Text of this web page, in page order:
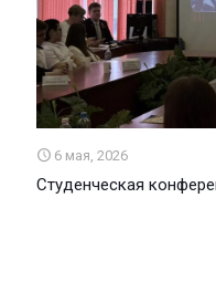
6 мая, 2026
Студенческая